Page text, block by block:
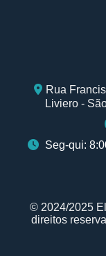
Rua
Liviero -
Seg-qui:
© 2024/2025
direitos